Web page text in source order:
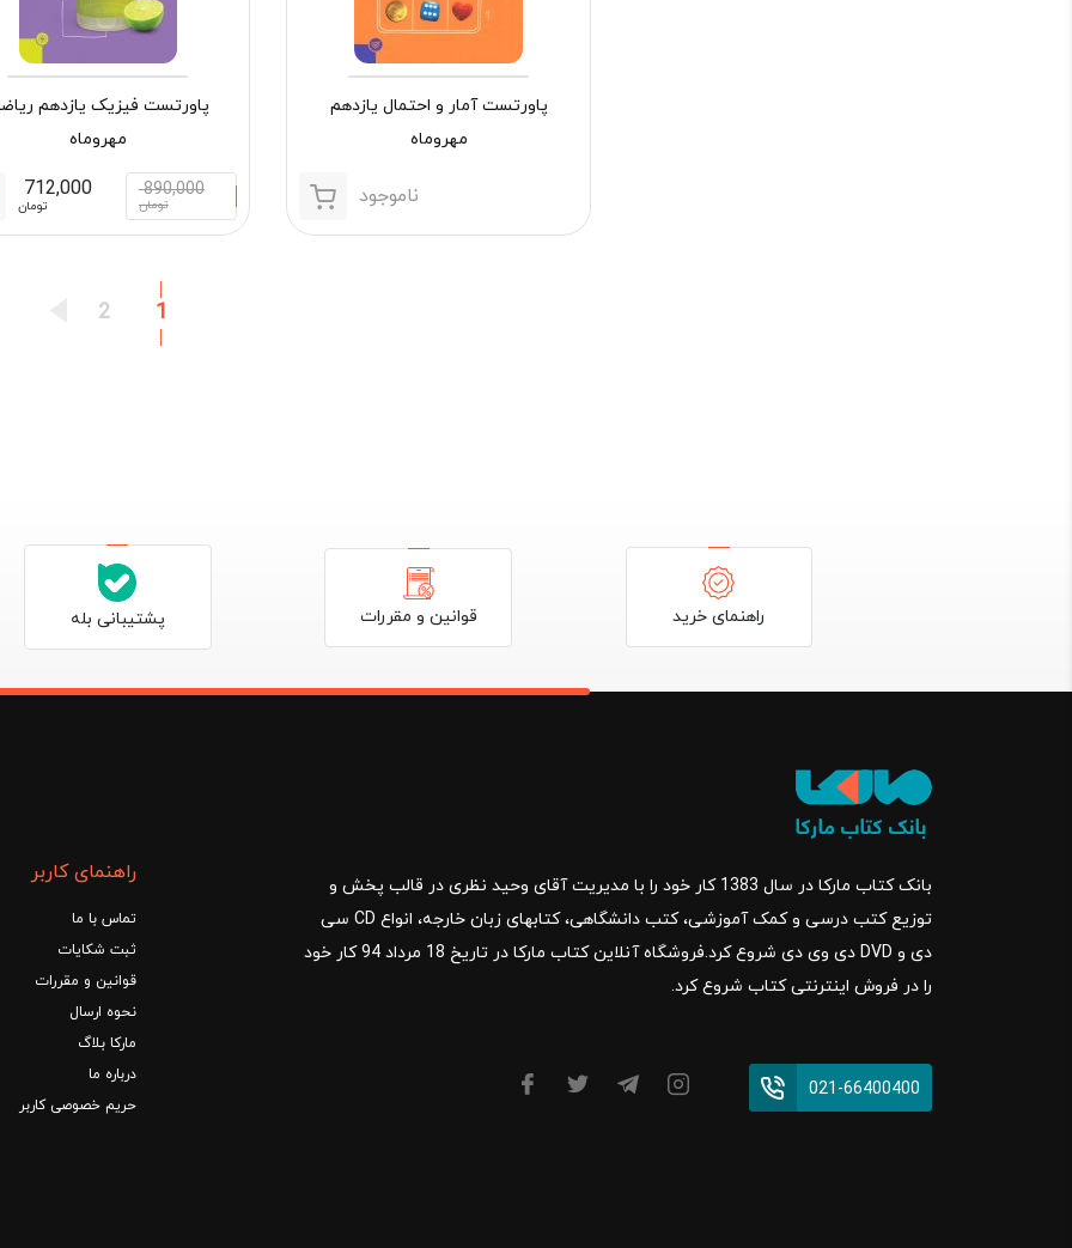
پاورتست آمار و احتمال یازدهم
مهروماه
ناموجود
پاورتست فیزیک یازدهم
مهروماه
890,000
تومان
712,000
تومان
1
2
راهنمای خرید قوانین و مقررات پشتیبانی بله
بانک کتاب مارکا در سال 1383 کار خود را با مدیریت آقای وحید نظری در قالب پخش و
توزیع کتب درسی و کمک آموزشی، کتب دانشگاهی، کتابهای زبان خارجه، انواع CD سی
دی و DVD دی وی دی شروع کرد.فروشگاه آنلاین کتاب مارکا در تاریخ 18 مرداد 94 کار خود
را در فروش اینترنتی کتاب شروع کرد.
021-66400400
راهنمای کاربر
تماس با ما
ثبت شکایات
قوانین و مقررات
نحوه ارسال
مارکا بلاگ
درباره ما
حریم خصوصی کاربر